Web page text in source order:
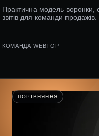
Практична модель воронки,
звітів для команди продажів.
КОМАНДА WEBTOP
ПОРІВНЯННЯ